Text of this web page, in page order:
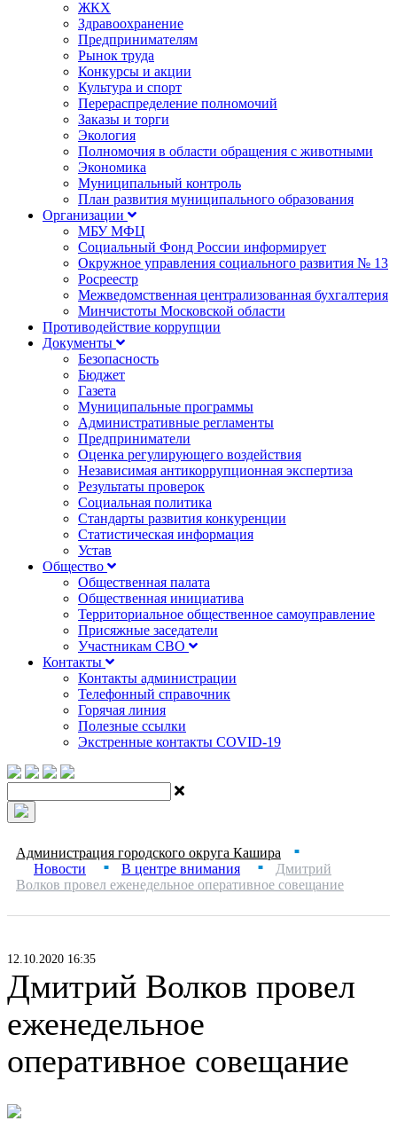
ЖКХ
Здравоохранение
Предпринимателям
Рынок труда
Конкурсы и акции
Культура и спорт
Перераспределение полномочий
Заказы и торги
Экология
Полномочия в области обращения с животными
Экономика
Муниципальный контроль
План развития муниципального образования
Организации
МБУ МФЦ
Социальный Фонд России информирует
Окружное управления социального развития № 13
Росреестр
Межведомственная централизованная бухгалтерия
Минчистоты Московской области
Противодействие коррупции
Документы
Безопасность
Бюджет
Газета
Муниципальные программы
Административные регламенты
Предприниматели
Оценка регулирующего воздействия
Независимая антикоррупционная экспертиза
Результаты проверок
Социальная политика
Стандарты развития конкуренции
Статистическая информация
Устав
Общество
Общественная палата
Общественная инициатива
Территориальное общественное самоуправление
Присяжные заседатели
Участникам СВО
Контакты
Контакты администрации
Телефонный справочник
Горячая линия
Полезные ссылки
Экстренные контакты COVID-19
Администрация городского округа Кашира ■
Новости ■ В центре внимания ■
Дмитрий
Волков провел еженедельное оперативное совещание
12.10.2020 16:35
Дмитрий Волков провел
еженедельное
оперативное совещание